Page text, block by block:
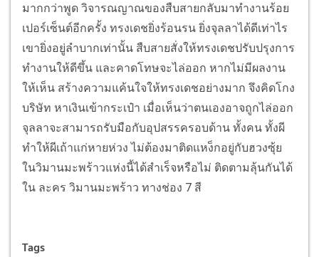
มากกว่าพูด วิจารณญาณของสืบสายกลับมาทำงานร้อย
เปอร์เซ็นต์อีกครั้ง ทรงเดชยิ่งร้อนรน ยิ่งจุลลาได้ดีเท่าไร
เขายิ่งอยู่ลำบากเท่านั้น สืบสายสั่งให้ทรงเดชปรับปรุงการ
ทำงานให้ดีขึ้น และคาดโทษจะไล่ออก หากไม่มีผลงาน
ให้เห็น สร้างความแค้นใจให้ทรงเดชอย่างมาก จึงคิดโกง
บริษัท หาเงินเข้ากระเป๋า เมื่อเห็นว่าตนเองอาจถูกไล่ออก
จุลลาจะสามารถรับมือกับอุปสรรครอบด้าน ทั้งคน ทั้งผี
ทำให้ผีเถ้าแก่หายห่วง ไม่ต้องมาติดแหง็กอยู่กับฮวงซุ้ย
ในวิมานมะพร้าวแห่งนี้ได้สำเร็จหรือไม่ ติดตามลุ้นกันได้
ใน ละคร วิมานมะพร้าว ทางช่อง 7 สี
Tags